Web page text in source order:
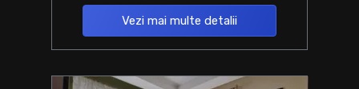
Vezi mai multe detalii